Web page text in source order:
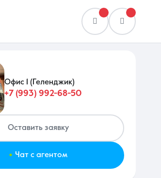
Сравнение
Офис 1 (Геленджик)
+7 (993) 992-68-50
Оставить заявку
. Чат с агентом